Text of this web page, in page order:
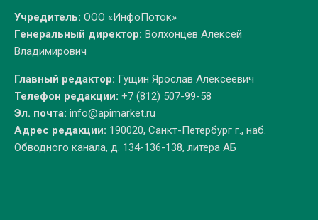
Учредитель: ООО «ИнфоПоток»
Генеральный директор: Волхонцев Алексей
Владимирович
Главный редактор: Гущин Ярослав Алексеевич
Телефон редакции: +7 (812) 507-99-58
Эл. почта: info@apimarket.ru
Адрес редакции: 190020, Санкт-Петербург г., наб.
Обводного канала, д. 134-136-138, литера АБ